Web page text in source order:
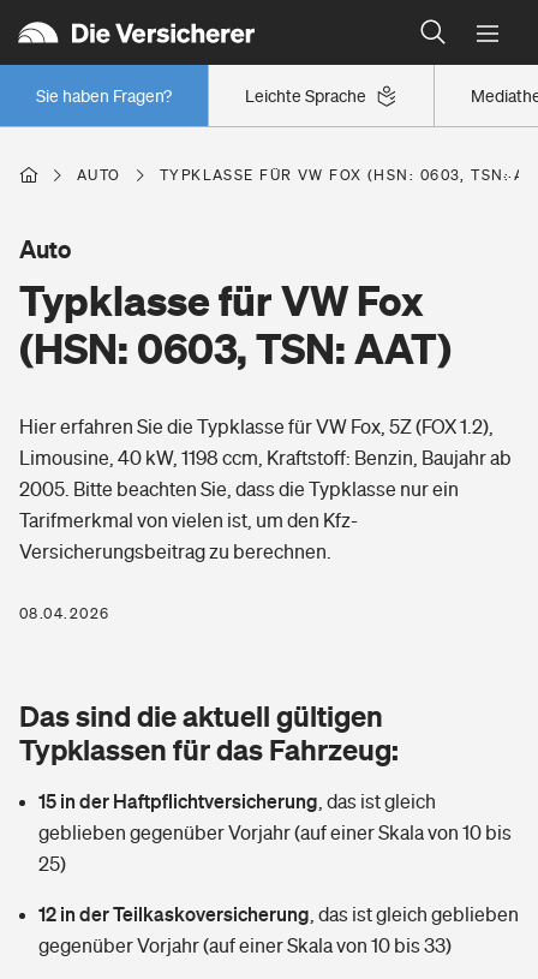
Leichte Sprache
Sie haben Fragen?
Wer versichert was: Jetzt Versicherer finden
Regionalklassen: So ist Ihre Region eingestuft
Wer versichert was: Jetzt Versicherer finden
Berufsunfähigkeitsversicherung
Erwerbsunfähigkeitsversicherung
Grundfähigkeitsversicherung
Arbeitsrechtsschutz
Berufshaftpflichtversicherung
Zur Übersicht
Tools
Wer versichert was: Jetzt Versicherer finden
Sie haben Fragen?
Wohnen
Glasversicherung
Mietkautionsversicherung
Restkreditversicherung
Freizeit
Pri­vate Haft­pflicht­
Kinderunfall­ver­si­che­rung
Kinderinvalidität
Hundehalter-Haftpflicht
Gesundheit
Private Krankenversicherung
Dread-Disease-Versicherung
Tierkrankenversicherung
Zur Übersicht
Tools
AUTO TYPKLASSE FÜR VW FOX (HSN: 0603, TSN:
Typklasse für VW Fox
(HSN: 0603, TSN: AAT)
Auto
Hier erfahren Sie die Typklasse für VW Fox, 5Z (FOX 1.2),
Limousine, 40 kW, 1198 ccm, Kraftstoff: Benzin, Baujahr ab
2005. Bitte beachten Sie, dass die Typklasse nur ein
Tarifmerkmal von vielen ist, um den Kfz-
Versicherungsbeitrag zu berechnen.
08.04.2026
Das sind die aktuell gültigen
Typklassen für das Fahrzeug:
15 in der Haftpflichtversicherung das ist gleich
geblieben gegenüber Vorjahr (auf einer Skala von 10 bis
25)
12 in der Teilkaskoversicherung das ist gleich geblieben
gegenüber Vorjahr (auf einer Skala von 10 bis 33)